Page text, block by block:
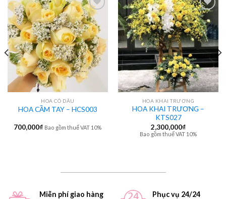
HOA CÔ DÂU
HOA CẦM TAY – HCS003
700,000₫ Bao gồm thuế VAT 10%
HOA KHAI TRƯƠNG
HOA KHAI TRƯƠNG –
KTS027
2,300,000₫
Bao gồm thuế VAT 10%
Miễn phí giao hàng Phục vụ 24/24